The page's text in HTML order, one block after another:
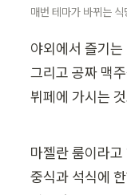
매번 테마가 바뀌는
야외에서 즐기
그리고 공짜 맥
뷔페에 가시는
마젤란 룸이라
중식과 석식에